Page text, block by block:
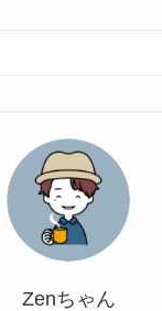
Zenちゃん